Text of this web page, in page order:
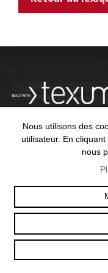
© 2025 TEXUM SA. ALL
Nous utilisons des
utilisateur. En
nous